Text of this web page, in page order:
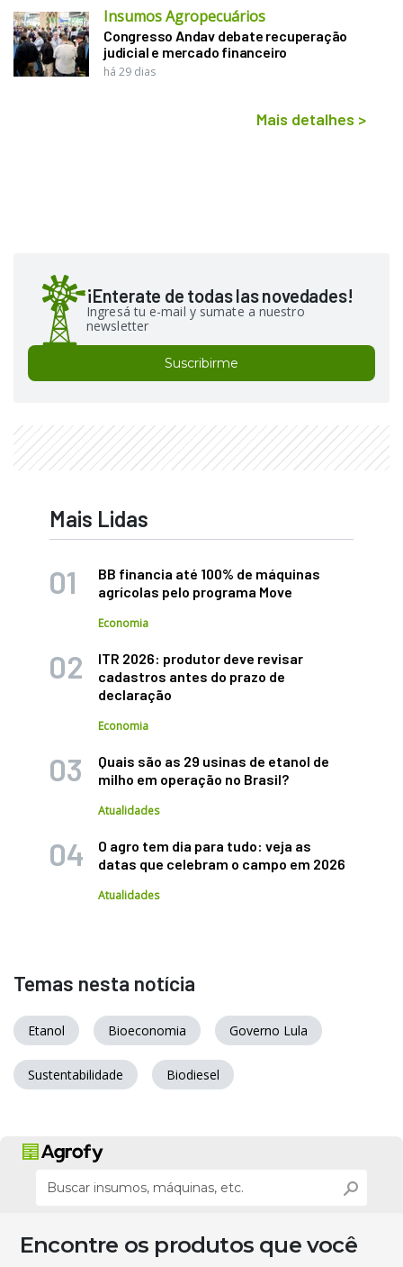
Insumos Agropecuários
Congresso Andav debate recuperação
judicial e mercado financeiro
há 29 dias
Mais detalhes >
¡Enterate de todas las novedades!
Ingresá tu e-mail y sumate a nuestro
newsletter
Suscribirme
Mais Lidas
BB financia até 100% de máquinas
agrícolas pelo programa Move
Economia
ITR 2026: produtor deve revisar
cadastros antes do prazo de
declaração
Economia
Quais são as 29 usinas de etanol de
milho em operação no Brasil?
Atualidades
O agro tem dia para tudo: veja as
datas que celebram o campo em 2026
Atualidades
Temas nesta notícia
Etanol Bioeconomia Governo Lula
Sustentabilidade Biodiesel
Encontre os produtos que você